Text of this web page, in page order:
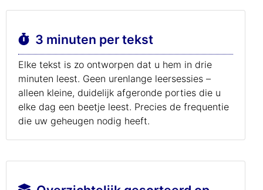
3 minuten per tekst
Elke tekst is zo ontworpen dat u hem in drie
minuten leest. Geen urenlange leersessies –
alleen kleine, duidelijk afgeronde porties die u
elke dag een beetje leest. Precies de frequentie
die uw geheugen nodig heeft.